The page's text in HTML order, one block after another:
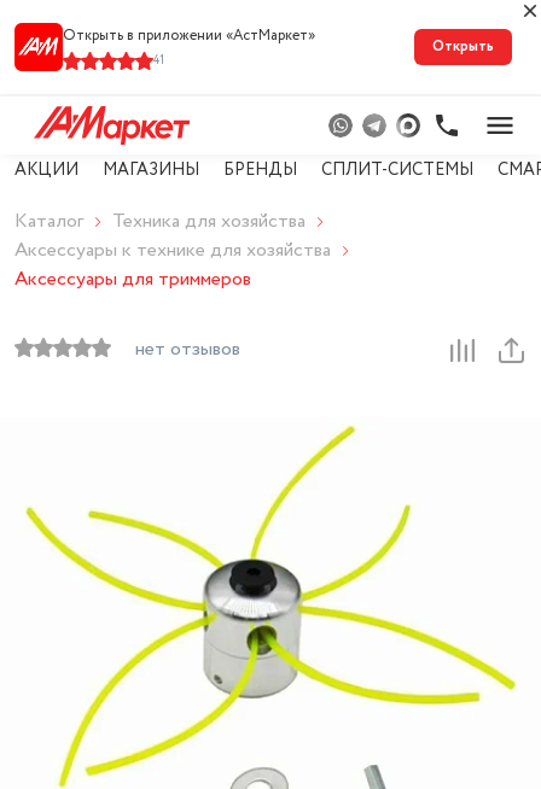
Открыть в приложении «АстМарке‪т‬»
41
Открыть
АКЦИИ МАГАЗИНЫ БРЕНДЫ СПЛИТ-СИСТЕМЫ
Каталог
Техника для хозяйства
Аксессуары к технике для хозяйства
Аксессуары для триммеров
нет отзывов